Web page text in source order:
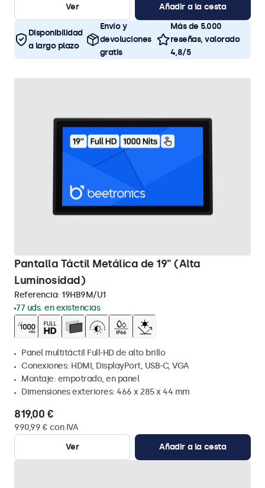
Ver
Añadir a la cesta
Disponibilidad
a largo plazo
Envío y
devoluciones
gratis
Más de 5.000
reseñas, valorado
4,8/5
Pantalla Táctil Metálica de 19" (Alta
Luminosidad)
Referencia: 19HB9M/U1
77 uds. en existencias
Panel multitáctil Full-HD de alto brillo
Conexiones: HDMI, DisplayPort, USB-C, VGA
Montaje: empotrado, en panel
Dimensiones exteriores: 466 x 285 x 44 mm
819,00 €
990,99 € con IVA
Ver
Añadir a la cesta